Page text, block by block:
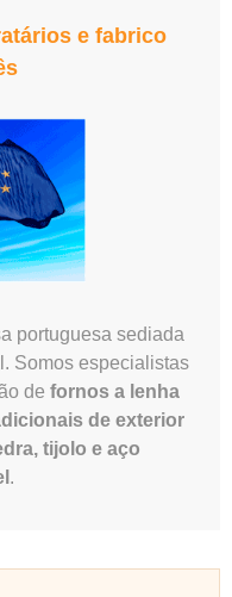
e fabrico
portuguesa sediada
Somos especialistas
de fornos a lenha
de exterior
tijolo e aço
.